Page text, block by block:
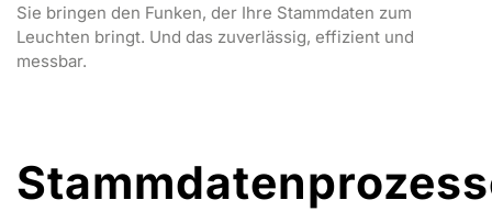
Sie bringen den Funken, der Ihre Stammdaten zum
Leuchten bringt. Und das zuverlässig, effizient und
messbar.